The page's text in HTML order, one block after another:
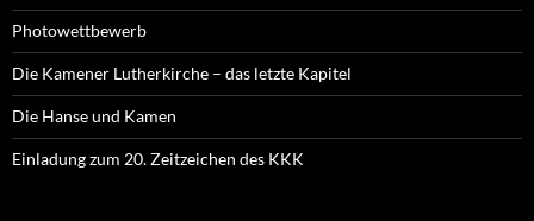
Photowettbewerb
Die Kamener Lutherkirche – das letzte Kapitel
Die Hanse und Kamen
Einladung zum 20. Zeitzeichen des KKK